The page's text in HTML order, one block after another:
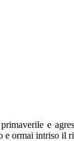
e
e ormai intriso il